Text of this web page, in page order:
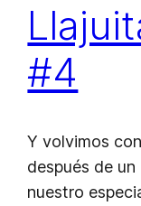
#4
Y volvimos
después de
nuestro